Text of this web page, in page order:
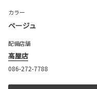
カラー
ベージュ
配備店舗
高屋店
086-272-7788